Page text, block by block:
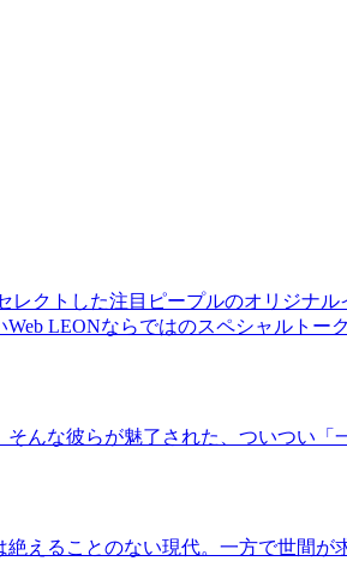
クトした注目ピープルのオリジナ
LEONならではのスペシャルトー
んな彼らが魅了された、ついつい
えることのない現代。一方で世間